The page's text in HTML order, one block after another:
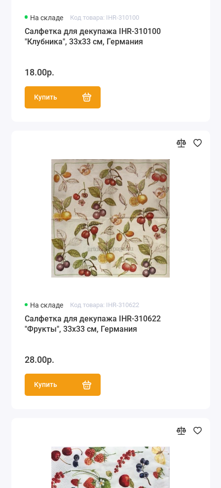
На складе Код товара: IHR-310100
Салфетка для декупажа IHR-310100
"Клубника", 33х33 см, Германия
18.00р.
Купить
На складе Код товара: IHR-310622
Салфетка для декупажа IHR-310622
"Фрукты", 33х33 см, Германия
28.00р.
Купить